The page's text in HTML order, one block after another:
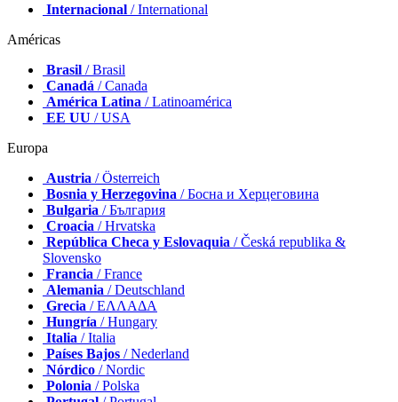
Internacional / International
Américas
Brasil / Brasil
Canadá / Canada
América Latina / Latinoamérica
EE UU / USA
Europa
Austria / Österreich
Bosnia y Herzegovina / Босна и Херцеговина
Bulgaria / България
Croacia / Hrvatska
República Checa y Eslovaquia / Česká republika &
Slovensko
Francia / France
Alemania / Deutschland
Grecia / ΕΛΛΑΔΑ
Hungría / Hungary
Italia / Italia
Países Bajos / Nederland
Nórdico / Nordic
Polonia / Polska